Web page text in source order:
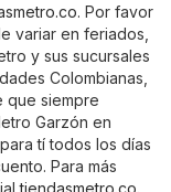
. Por favor
variar en feriados,
y sus sucursales
Colombianas,
que siempre
Garzón en
tí todos los días
Para más
tiendasmetro.co.